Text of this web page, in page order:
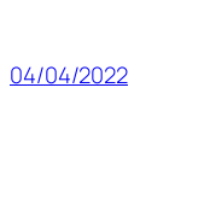
04/04/2022